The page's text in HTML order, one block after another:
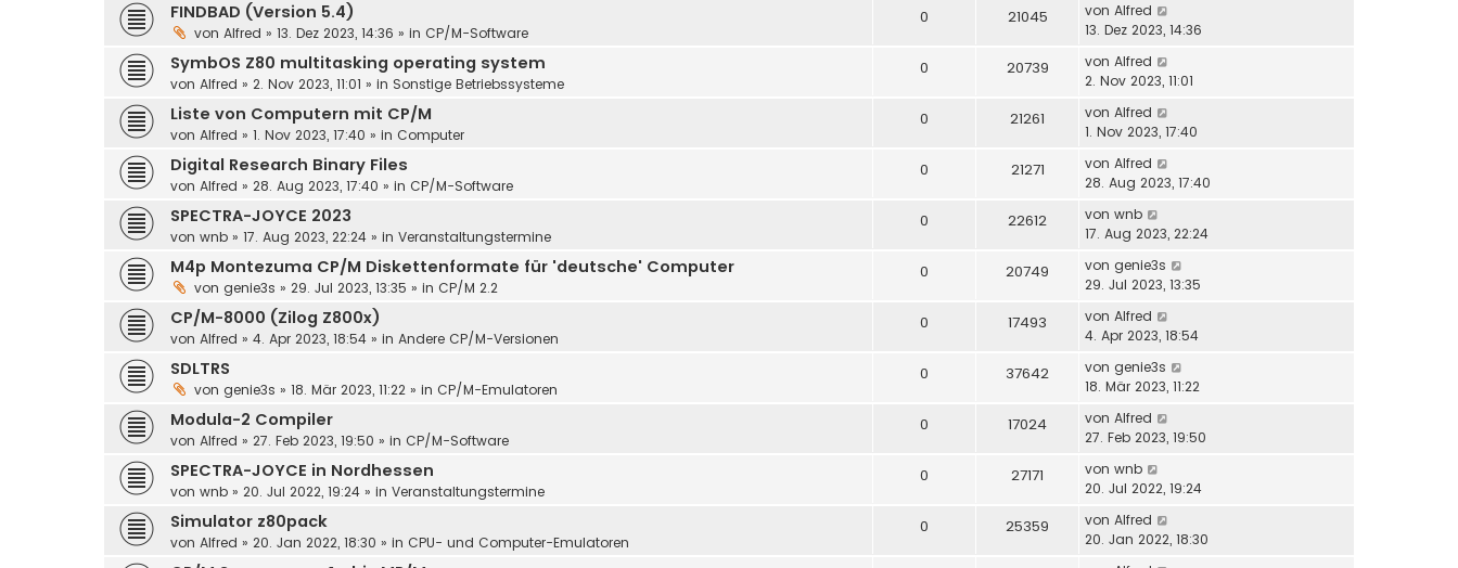
FINDBAD (Version 5.4)
von Alfred » 13. Dez 2023, 14:36 » in CP/M-Software
0 21045 von Alfred
13. Dez 2023, 14:36
SymbOS Z80 multitasking operating system
von Alfred » 2. Nov 2023, 11:01 » in Sonstige Betriebssysteme
0 20739 von Alfred
2. Nov 2023, 11:01
Liste von Computern mit CP/M
von Alfred » 1. Nov 2023, 17:40 » in Computer
0 21261 von Alfred
1. Nov 2023, 17:40
Digital Research Binary Files
von Alfred » 28. Aug 2023, 17:40 » in CP/M-Software
0 21271 von Alfred
28. Aug 2023, 17:40
SPECTRA-JOYCE 2023
von wnb » 17. Aug 2023, 22:24 » in Veranstaltungstermine
0 22612 von wnb
17. Aug 2023, 22:24
M4p Montezuma CP/M Diskettenformate für 'deutsche' Computer
von genie3s » 29. Jul 2023, 13:35 » in CP/M 2.2
0 20749 von genie3s
29. Jul 2023, 13:35
CP/M-8000 (Zilog Z800x)
von Alfred » 4. Apr 2023, 18:54 » in Andere CP/M-Versionen
0 17493 von Alfred
4. Apr 2023, 18:54
SDLTRS
von genie3s » 18. Mär 2023, 11:22 » in CP/M-Emulatoren
0 37642 von genie3s
18. Mär 2023, 11:22
Modula-2 Compiler
von Alfred » 27. Feb 2023, 19:50 » in CP/M-Software
0 17024 von Alfred
27. Feb 2023, 19:50
SPECTRA-JOYCE in Nordhessen
von wnb » 20. Jul 2022, 19:24 » in Veranstaltungstermine
0 27171 von wnb
20. Jul 2022, 19:24
Simulator z80pack
von Alfred » 20. Jan 2022, 18:30 » in CPU- und Computer-Emulatoren
0 25359 von Alfred
20. Jan 2022, 18:30